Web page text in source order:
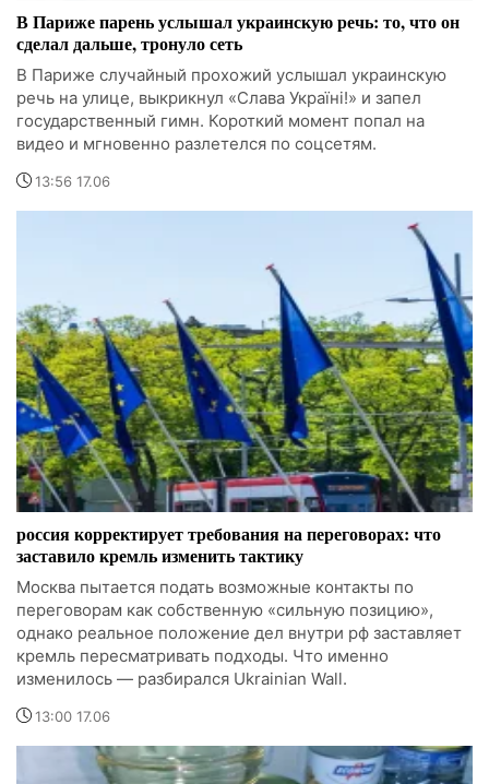
В Париже парень услышал украинскую речь: то, что он
сделал дальше, тронуло сеть
В Париже случайный прохожий услышал украинскую
речь на улице, выкрикнул «Слава Україні!» и запел
государственный гимн. Короткий момент попал на
видео и мгновенно разлетелся по соцсетям.
13:56 17.06
россия корректирует требования на переговорах: что
заставило кремль изменить тактику
Москва пытается подать возможные контакты по
переговорам как собственную «сильную позицию»,
однако реальное положение дел внутри рф заставляет
кремль пересматривать подходы. Что именно
изменилось — разбирался Ukrainian Wall.
13:00 17.06